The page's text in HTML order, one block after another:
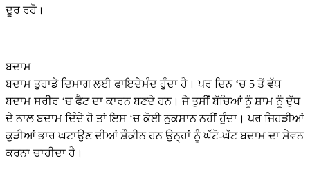
ਦੂਰ ਰਹੋ।
ਬਦਾਮ
ਬਦਾਮ ਤੁਹਾਡੇ ਦਿਮਾਗ ਲਈ ਫਾਇਦੇਮੰਦ ਹੁੰਦਾ ਹੈ। ਪਰ ਦਿਨ ‘ਚ 5 ਤੋਂ ਵੱਧ
ਬਦਾਮ ਸਰੀਰ ‘ਚ ਫੈਟ ਦਾ ਕਾਰਨ ਬਣਦੇ ਹਨ। ਜੇ ਤੁਸੀਂ ਬੱਚਿਆਂ ਨੂੰ ਸ਼ਾਮ ਨੂੰ ਦੁੱਧ
ਦੇ ਨਾਲ ਬਦਾਮ ਦਿੰਦੇ ਹੋ ਤਾਂ ਇਸ ‘ਚ ਕੋਈ ਨੁਕਸਾਨ ਨਹੀਂ ਹੁੰਦਾ। ਪਰ ਜਿਹੜੀਆਂ
ਕੁੜੀਆਂ ਭਾਰ ਘਟਾਉਣ ਦੀਆਂ ਸ਼ੌਕੀਨ ਹਨ ਉਨ੍ਹਾਂ ਨੂੰ ਘੱਟੋ-ਘੱਟ ਬਦਾਮ ਦਾ ਸੇਵਨ
ਕਰਨਾ ਚਾਹੀਦਾ ਹੈ।